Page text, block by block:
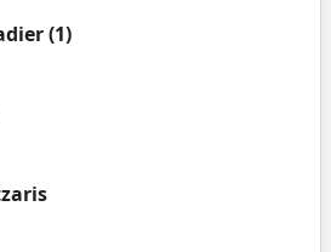
(1)